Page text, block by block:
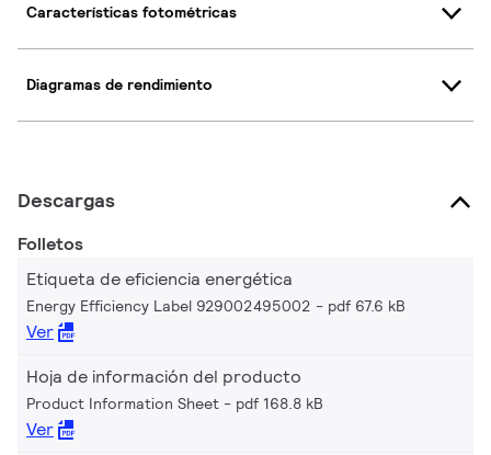
Características fotométricas
Diagramas de rendimiento
Descargas
Folletos
Etiqueta de eficiencia energética
Energy Efficiency Label 929002495002 pdf 67.6 kB
Ver
Hoja de información del producto
Product Information Sheet pdf 168.8 kB
Ver